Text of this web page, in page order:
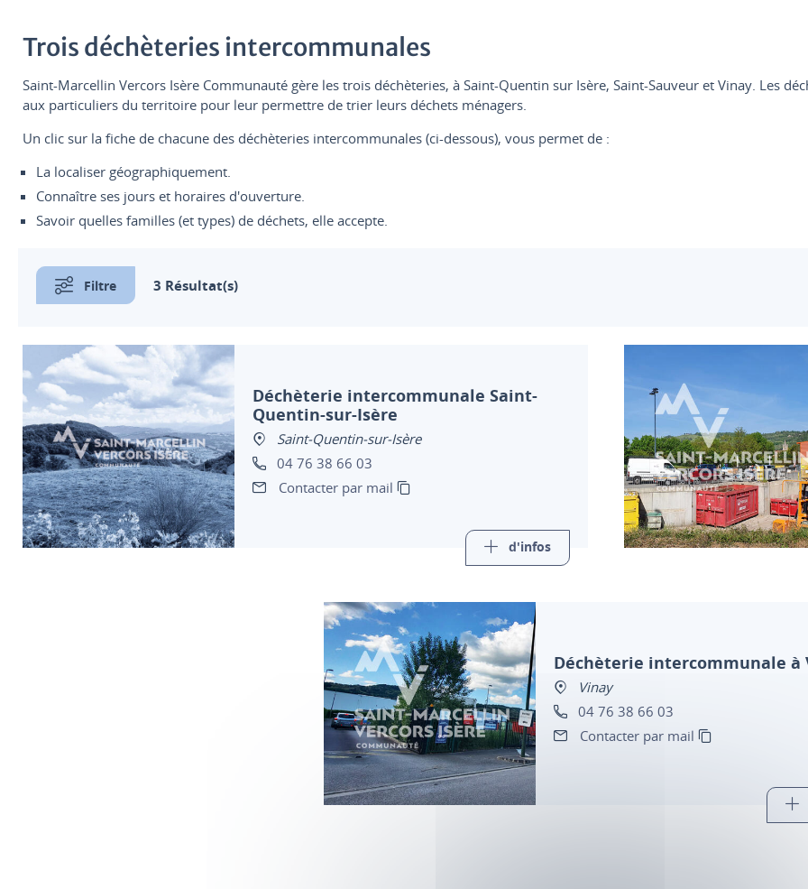
Trois déchèteries intercommunales
Saint-Marcellin Vercors Isère Communauté gère les trois déchèteries, à Saint-Quentin sur Isère, Saint-Sauveur et Vinay. Les
aux particuliers du territoire pour leur permettre de trier leurs déchets ménagers.
Un clic sur la fiche de chacune des déchèteries intercommunales (ci-dessous), vous permet de :
La localiser géographiquement.
Connaître ses jours et horaires d'ouverture.
Savoir quelles familles (et types) de déchets, elle accepte.
Filtre 3 Résultat(s)
Déchèterie intercommunale Saint-
Quentin-sur-Isère
Saint-Quentin-sur-Isère
04 76 38 66 03
Contacter par mail
d'infos
Déchèterie intercommunale à
Vinay
04 76 38 66 03
Contacter par mail